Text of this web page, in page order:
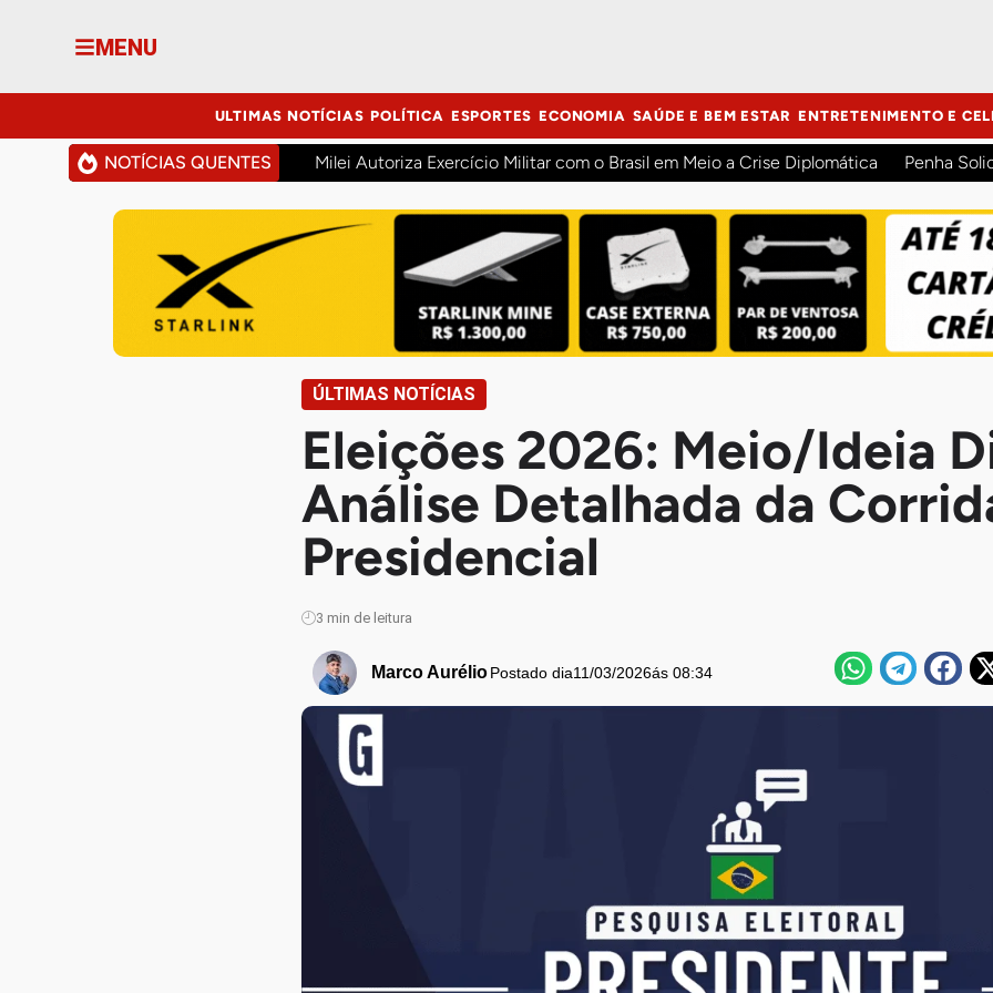
MENU
ULTIMAS NOTÍCIAS POLÍTICA ESPORTES ECONOMIA SAÚDE E BEM ESTAR ENTRETENIMENTO E
NOTÍCIAS QUENTES Milei Autoriza Exercício Militar com o Brasil em Meio a Crise Diplomática Penha
ÚLTIMAS NOTÍCIAS
Eleições 2026: Meio/Ideia
Análise Detalhada da
Presidencial
3 min de leitura
Marco Aurélio Postado dia11/03/2026ás 08:34